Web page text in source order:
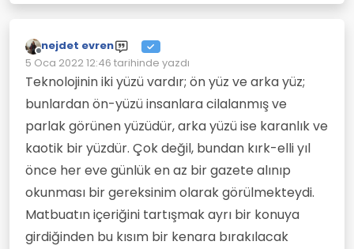
Çevrimdışı
nejdet evren
5 Oca 2022 12:46 tarihinde yazdı
Son düzenleyen:
Teknolojinin iki yüzü vardır; ön yüz ve arka yüz;
bunlardan ön-yüzü insanlara cilalanmış ve
parlak görünen yüzüdür, arka yüzü ise karanlık ve
kaotik bir yüzdür. Çok değil, bundan kırk-elli yıl
önce her eve günlük en az bir gazete alınıp
okunması bir gereksinim olarak görülmekteydi.
Matbuatın içeriğini tartışmak ayrı bir konuya
girdiğinden bu kısım bir kenara bırakılacak